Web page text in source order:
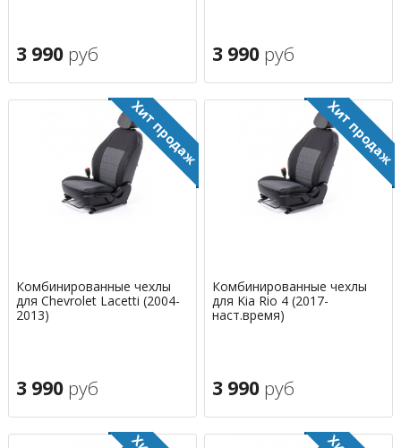
3 990 руб 3 990 руб
Комбинированные чехлы
для Chevrolet Lacetti (2004-
2013)
3 990 руб
Комбинированные чехлы
для Kia Rio 4 (2017-
наст.время)
3 990 руб